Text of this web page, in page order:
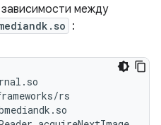
между
:
. so
/rs
. so